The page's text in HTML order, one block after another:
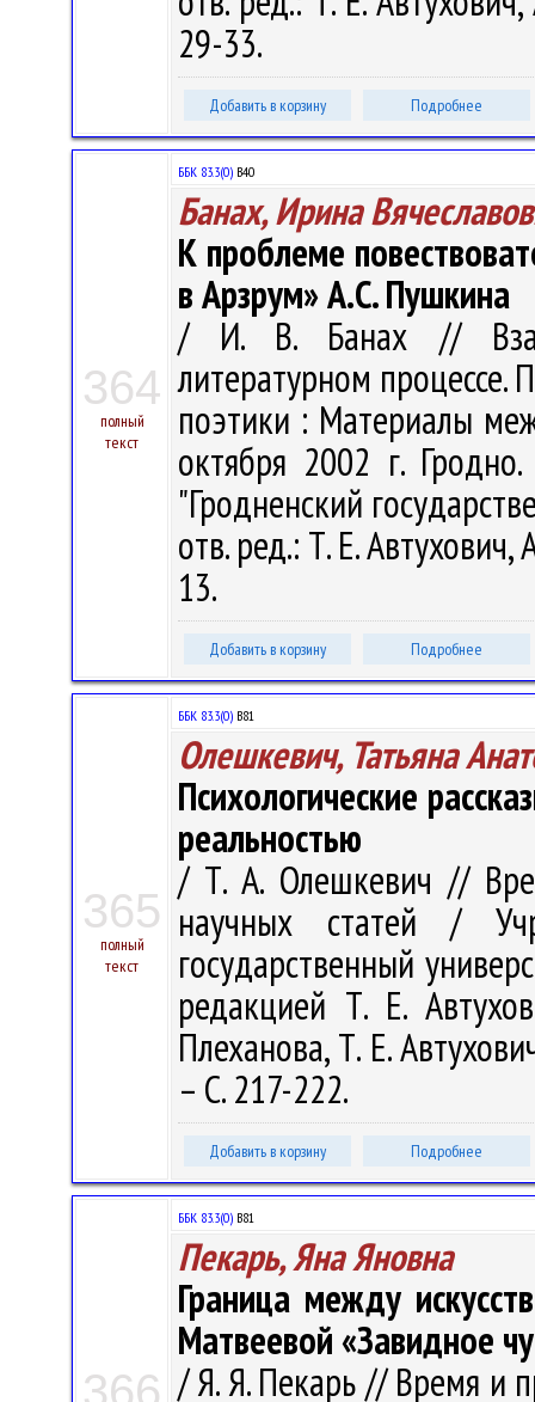
29-33.
Добавить в корзину Подробнее
364
полный
текст
ББК 83.3(0) В40
Банах, Ирина
К проблеме
в Арзрум» А.С. Пушкина
/ И. В. Банах //
литературном процессе.
поэтики : Материалы
октября 2002 г.
"Гродненский
отв. ред.: Т. Е.
13.
Добавить в корзину Подробнее
365
полный
текст
ББК 83.3(0) В81
Олешкевич, Татьяна
Психологические
реальностью
/ Т. А. Олешкевич //
научных статей /
государственный
редакцией Т. Е.
Плеханова, Т. Е.
– С. 217-222.
Добавить в корзину Подробнее
366
ББК 83.3(0) В81
Пекарь, Яна Яновна
Граница между
Матвеевой «Завидное
/ Я. Я. Пекарь // Время и